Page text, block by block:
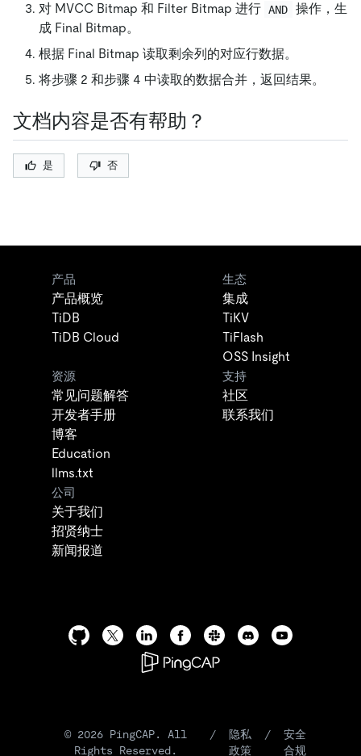
对 MVCC Bitmap 和 Filter Bitmap 进行 AND
操作，生
成 Final Bitmap。
根据 Final Bitmap 读取剩余列的对应行数据。
将步骤 2 和步骤 4 中读取的数据合并，返回结果。
文档内容是否有帮助？
是 否
产品
产品概览
TiDB
TiDB Cloud
生态
集成
TiKV
TiFlash
OSS Insight
资源
常见问题解答
开发者手册
博客
Education
llms.txt
支持
社区
联系我们
公司
关于我们
招贤纳士
新闻报道
© 2026 PingCAP. All
Rights Reserved.
/
隐私
政策
/
安全
合规